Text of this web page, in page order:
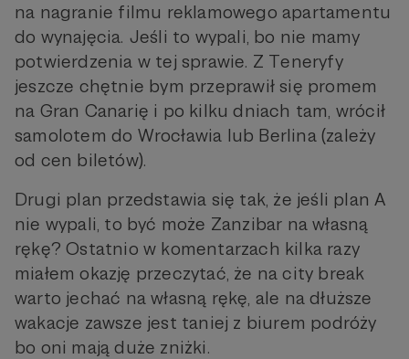
na nagranie filmu reklamowego apartamentu
do wynajęcia. Jeśli to wypali, bo nie mamy
potwierdzenia w tej sprawie. Z Teneryfy
jeszcze chętnie bym przeprawił się promem
na Gran Canarię i po kilku dniach tam, wrócił
samolotem do Wrocławia lub Berlina (zależy
od cen biletów).
Drugi plan przedstawia się tak, że jeśli plan A
nie wypali, to być może Zanzibar na własną
rękę? Ostatnio w komentarzach kilka razy
miałem okazję przeczytać, że na city break
warto jechać na własną rękę, ale na dłuższe
wakacje zawsze jest taniej z biurem podróży
bo oni mają duże zniżki.